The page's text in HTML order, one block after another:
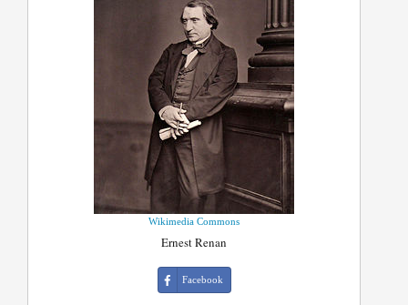
Wikimedia Commons
Ernest Renan
Facebook